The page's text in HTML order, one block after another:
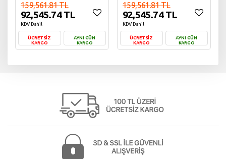
159,561.81 TL
92,545.74 TL
KDV Dahil
ÜCRETSİZ
KARGO
AYNI GÜN
KARGO
159,561.81 TL
92,545.74 TL
KDV Dahil
ÜCRETSİZ
KARGO
AYNI GÜN
KARGO